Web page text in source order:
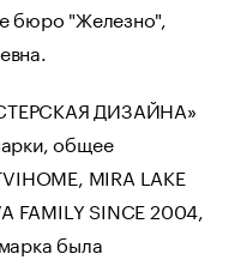
бюро "Железно",
ДИЗАЙНА»
общее
MIRA LAKE
FAMILY SINCE 2004,
была